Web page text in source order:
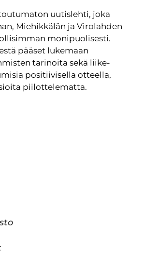
uutislehti, joka
Miehikkälän ja Virolahden
monipuolisesti.
pääset lukemaan
tarinoita sekä liike-
positiivisella otteella,
piilottelematta.